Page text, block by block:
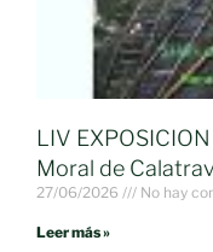
LIV
Moral de
27/06/2026 No hay
Leer más »